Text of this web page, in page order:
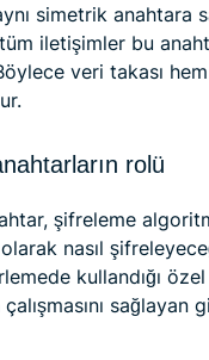
simetrik anahtara
iletişimler bu
veri takası
rolü
şifreleme
nasıl
kullandığı
sağlayan